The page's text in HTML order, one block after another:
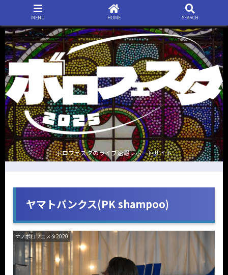
ボロフェスタのライブ速報レポートサイト
ヤマトパンクス(PK shampoo)
ナノボロフェスタ2020
MENU HOME SEARCH